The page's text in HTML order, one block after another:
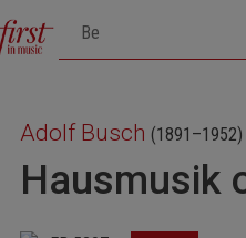
Adolf Busch (1891–1952)
Hausmusik